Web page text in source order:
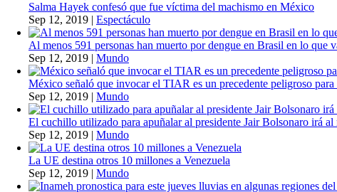
Salma Hayek confesó que fue víctima del machismo en México
Sep 12, 2019 | Espectáculo
Al menos 591 personas han muerto por dengue en Brasil en lo que
Sep 12, 2019 | Mundo
México señaló que invocar el TIAR es un precedente peligroso para
Sep 12, 2019 | Mundo
El cuchillo utilizado para apuñalar al presidente Jair Bolsonaro irá al
Sep 12, 2019 | Mundo
La UE destina otros 10 millones a Venezuela
Sep 12, 2019 | Mundo